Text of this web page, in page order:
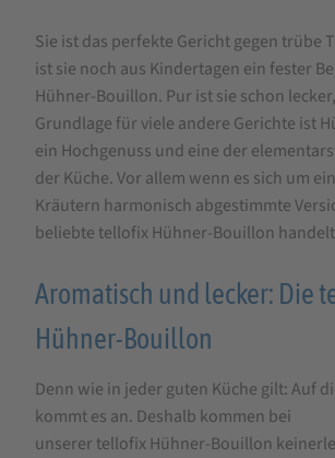
tellofix
Hühner-
Bouillon
Sie ist das perfekte Gericht gegen trübe
ist sie noch aus Kindertagen ein fester
Hühner-Bouillon. Pur ist sie schon
Grundlage für viele andere Gerichte ist
ein Hochgenuss und eine der
der Küche. Vor allem wenn es sich um
Kräutern harmonisch abgestimmte
beliebte tellofix Hühner-Bouillon
Aromatisch und lecker: Die
Hühner-Bouillon
Denn wie in jeder guten Küche gilt: Auf
kommt es an. Deshalb kommen bei
unserer tellofix Hühner-Bouillon